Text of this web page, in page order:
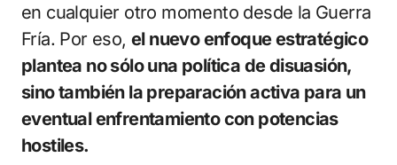
en cualquier otro momento desde la Guerra
Fría. Por eso,el nuevo enfoque estratégico
plantea no sólo una política de disuasión,
sino también la preparación activa para un
eventual enfrentamiento con potencias
hostiles.